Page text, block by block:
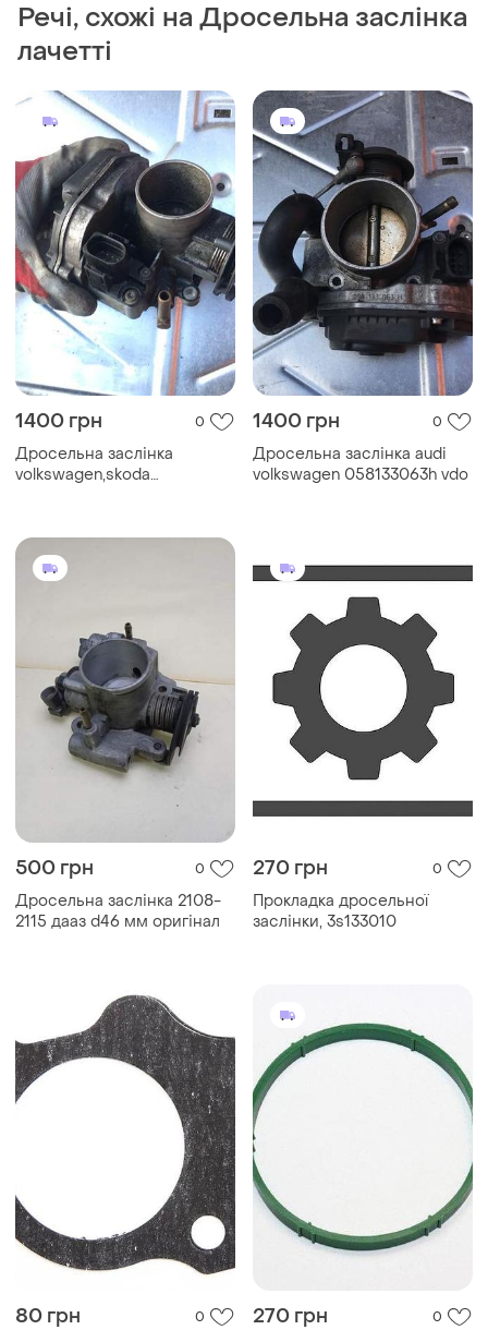
Речі, схожі на Дросельна заслінка
лачетті
1400 грн 0
Дросельна заслінка
volkswagen,skoda
1400 грн 0
Дросельна заслінка audi
volkswagen 058133063h vdo
500 грн 0
Дросельна заслінка 2108-
2115 дааз d46 мм оригінал
270 грн 0
Прокладка дросельної
заслінки, 3s133010
80 грн 0 270 грн 0